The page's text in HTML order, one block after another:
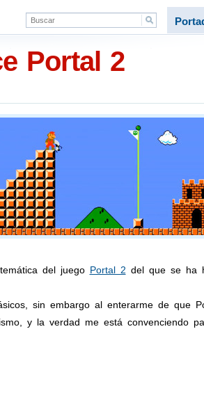
Portal 2
del juego Portal 2 del que se ha
sin embargo al enterarme de que
y la verdad me está convenciendo